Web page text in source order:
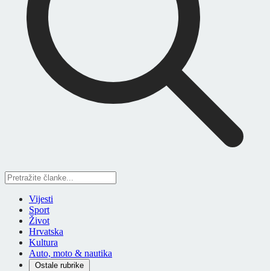
Vijesti
Sport
Život
Hrvatska
Kultura
Auto, moto & nautika
Ostale rubrike